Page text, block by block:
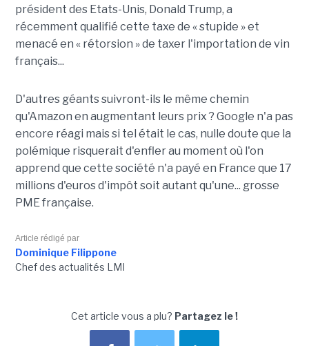
président des Etats-Unis, Donald Trump, a
récemment qualifié cette taxe de « stupide » et
menacé en « rétorsion » de taxer l'importation de vin
français...
D'autres géants suivront-ils le même chemin
qu'Amazon en augmentant leurs prix ? Google n'a pas
encore réagi mais si tel était le cas, nulle doute que la
polémique risquerait d'enfler au moment où l'on
apprend que cette société n'a payé en France que 17
millions d'euros d'impôt soit autant qu'une... grosse
PME française.
Article rédigé par
Dominique Filippone
Chef des actualités LMI
Cet article vous a plu? Partagez le !